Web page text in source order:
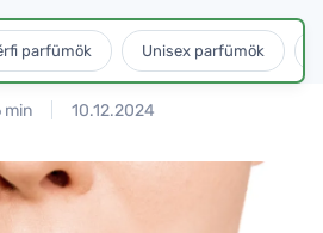
parfümök Unisex parfümök
min 10.12.2024